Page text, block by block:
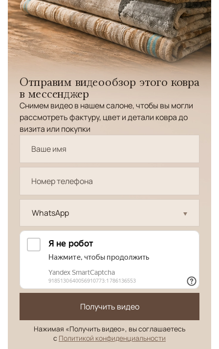
Отправим видеообзор этого ковра
в мессенджер
Снимем видео в нашем салоне, чтобы вы могли
рассмотреть фактуру, цвет и детали ковра до
визита или покупки
WhatsApp
Получить видео
Нажимая «Получить видео», вы соглашаетесь
с Политикой конфиденциальности